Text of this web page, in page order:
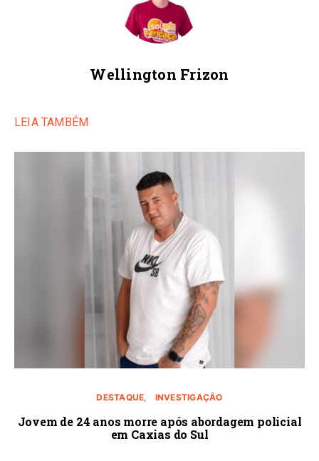
Wellington Frizon
LEIA TAMBÉM
DESTAQUE INVESTIGAÇÃO
Jovem de 24 anos morre após abordagem policial
em Caxias do Sul